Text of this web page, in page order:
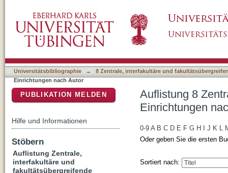
Universitätsbibliographie →
8 Zentrale, interfakultäre und
Einrichtungen nach Autor
Auflistung 8
Einrichtungen
0-9 A B C D E F G H J K L
Oder geben Sie die ersten
Sortiert nach:
PUBLIKATION MELDEN
Hilfe und Informationen
Stöbern
Auflistung Zentrale,
interfakultäre und
fakultätsübergreifende